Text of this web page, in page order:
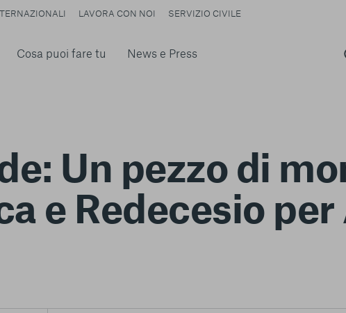
Cosa puoi fare tu News e Press
LAVORA CON NOI SERVIZIO CIVILE
Un pezzo di
e Redecesio per